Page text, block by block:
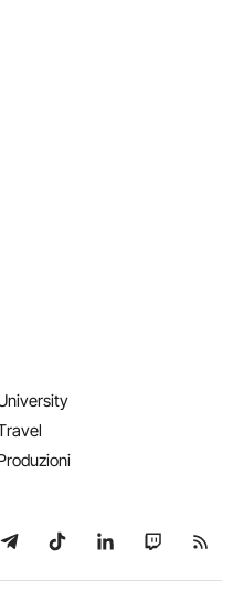
su WhatsApp
Seguici su Telegram
Seguici su TikTok
Seguici su
Seguici